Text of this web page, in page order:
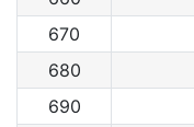
670
680
690